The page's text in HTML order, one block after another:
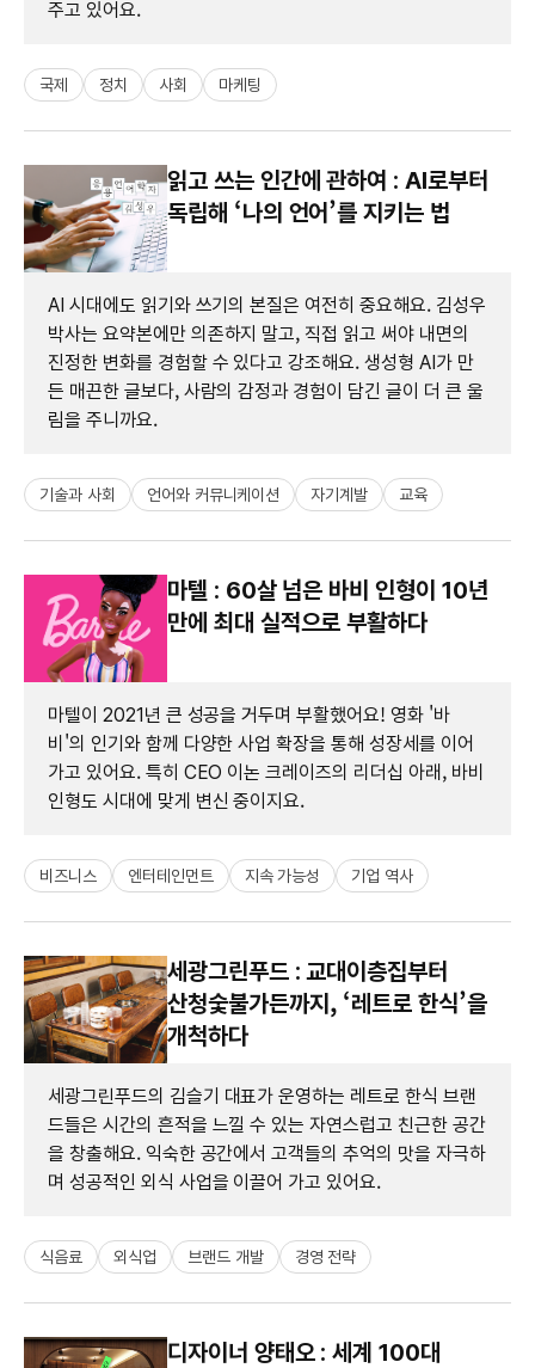
주고 있어요.
국제 정치 사회 마케팅
읽고 쓰는 인간에 관하여 : AI로부터
독립해 ‘나의 언어’를 지키는 법
AI 시대에도 읽기와 쓰기의 본질은 여전히 중요해요. 김성우
박사는 요약본에만 의존하지 말고, 직접 읽고 써야 내면의
진정한 변화를 경험할 수 있다고 강조해요. 생성형 AI가 만
든 매끈한 글보다, 사람의 감정과 경험이 담긴 글이 더 큰 울
림을 주니까요.
기술과 사회 언어와 커뮤니케이션 자기계발 교육
마텔 : 60살 넘은 바비 인형이 10년
만에 최대 실적으로 부활하다
마텔이 2021년 큰 성공을 거두며 부활했어요! 영화 '바
비'의 인기와 함께 다양한 사업 확장을 통해 성장세를 이어
가고 있어요. 특히 CEO 이논 크레이즈의 리더십 아래, 바비
인형도 시대에 맞게 변신 중이지요.
비즈니스 엔터테인먼트 지속 가능성 기업 역사
세광그린푸드 : 교대이층집부터
산청숯불가든까지, ‘레트로 한식’을
개척하다
세광그린푸드의 김슬기 대표가 운영하는 레트로 한식 브랜
드들은 시간의 흔적을 느낄 수 있는 자연스럽고 친근한 공간
을 창출해요. 익숙한 공간에서 고객들의 추억의 맛을 자극하
며 성공적인 외식 사업을 이끌어 가고 있어요.
식음료 외식업 브랜드 개발 경영 전략
디자이너 양태오 : 세계 100대